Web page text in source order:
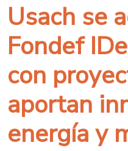
Usach se
Fondef
con
aportan
energía y